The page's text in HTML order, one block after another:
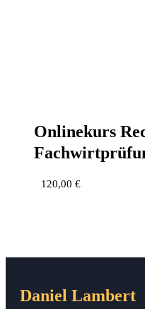
Online­kurs
120,00 €
Daniel Lambert